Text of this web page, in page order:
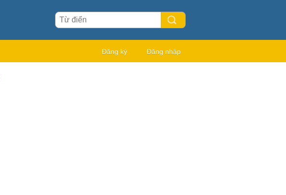
Đăng ký Đăng nhập